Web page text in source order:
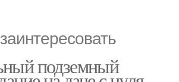
подземный